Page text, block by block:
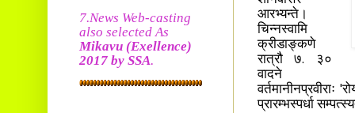
आरभ्यन्ते।
चिन्नस्वामि
क्रीडाङ्कणे
रात्रौ ७. ३०
वादने
प्रारम्भस्पर्धा
7.News Web-casting
also selected As
Mikavu (Exellence)
2017 by SSA.